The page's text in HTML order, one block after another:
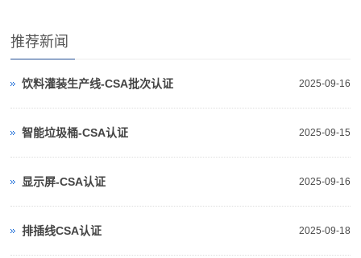
推荐新闻
2025-09-16
饮料灌装生产线-CSA批次认证
2025-09-15
智能垃圾桶-CSA认证
2025-09-16
显示屏-CSA认证
2025-09-18
排插线CSA认证